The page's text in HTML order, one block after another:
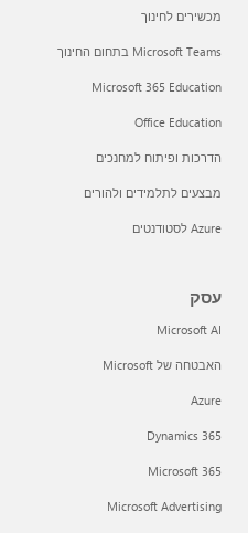
מכשירים לחינוך
Microsoft Teams בתחום החינוך
Microsoft 365 Education
Office Education
הדרכות ופיתוח למחנכים
מבצעים לתלמידים ולהורים
Azure לסטודנטים
עסק
Microsoft AI
האבטחה של Microsoft
Azure
Dynamics 365
Microsoft 365
Microsoft Advertising